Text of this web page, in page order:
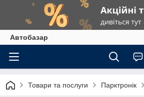
Автобазар
Товари та послуги Парктронік